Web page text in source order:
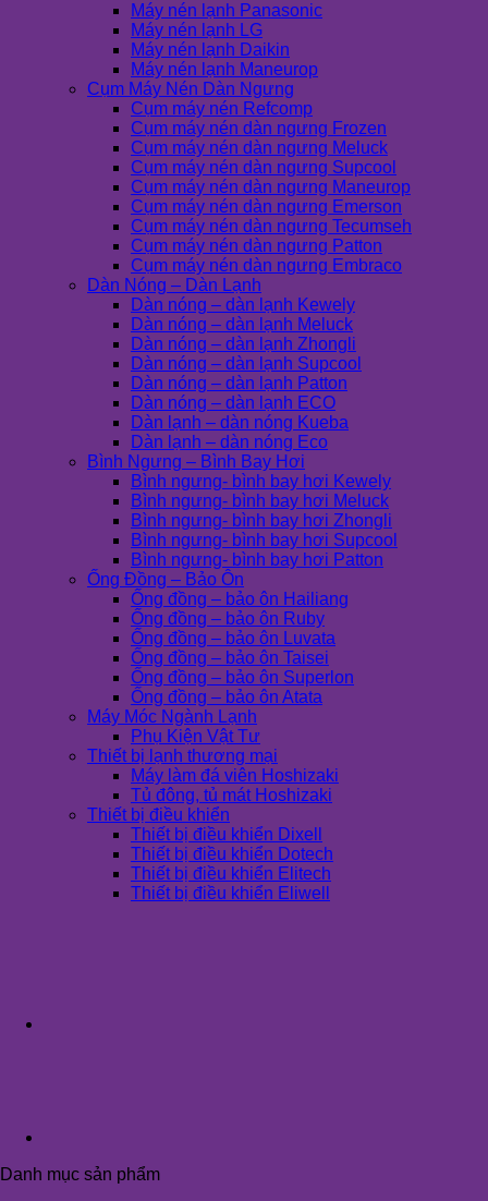
Máy nén lạnh Panasonic
Máy nén lạnh LG
Máy nén lạnh Daikin
Máy nén lạnh Maneurop
Cụm Máy Nén Dàn Ngưng
Cụm máy nén Refcomp
Cụm máy nén dàn ngưng Frozen
Cụm máy nén dàn ngưng Meluck
Cụm máy nén dàn ngưng Supcool
Cụm máy nén dàn ngưng Maneurop
Cụm máy nén dàn ngưng Emerson
Cụm máy nén dàn ngưng Tecumseh
Cụm máy nén dàn ngưng Patton
Cụm máy nén dàn ngưng Embraco
Dàn Nóng – Dàn Lạnh
Dàn nóng – dàn lạnh Kewely
Dàn nóng – dàn lạnh Meluck
Dàn nóng – dàn lạnh Zhongli
Dàn nóng – dàn lạnh Supcool
Dàn nóng – dàn lạnh Patton
Dàn nóng – dàn lạnh ECO
Dàn lạnh – dàn nóng Kueba
Dàn lạnh – dàn nóng Eco
Bình Ngưng – Bình Bay Hơi
Bình ngưng- bình bay hơi Kewely
Bình ngưng- bình bay hơi Meluck
Bình ngưng- bình bay hơi Zhongli
Bình ngưng- bình bay hơi Supcool
Bình ngưng- bình bay hơi Patton
Ống Đồng – Bảo Ôn
Ống đồng – bảo ôn Hailiang
Ống đồng – bảo ôn Ruby
Ống đồng – bảo ôn Luvata
Ống đồng – bảo ôn Taisei
Ống đồng – bảo ôn Superlon
Ống đồng – bảo ôn Atata
Máy Móc Ngành Lạnh
Phụ Kiện Vật Tư
Thiết bị lạnh thương mại
Máy làm đá viên Hoshizaki
Tủ đông, tủ mát Hoshizaki
Thiết bị điều khiển
Thiết bị điều khiển Dixell
Thiết bị điều khiển Dotech
Thiết bị điều khiển Elitech
Thiết bị điều khiển Eliwell
Danh mục sản phẩm